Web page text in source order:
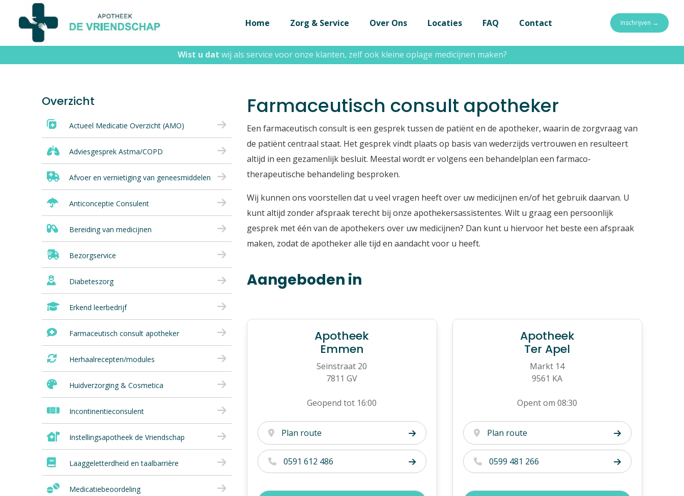
Home Zorg & Service Over Ons Locaties FAQ Contact Inschrijven →
Wist u dat wij als service voor onze klanten, zelf ook kleine oplage medicijnen maken?
Wist u datwij doordeweeks tot 20.00 uur geopend zijn in Emmen?
Overzicht
Actueel Medicatie Overzicht (AMO)
Adviesgesprek Astma/COPD
Afvoer en vernietiging van geneesmiddelen
Anticonceptie Consulent
Bereiding van medicijnen
Bezorgservice
Diabeteszorg
Erkend leerbedrijf
Farmaceutisch consult apotheker
Herhaalrecepten/modules
Huidverzorging & Cosmetica
Incontinentieconsulent
Instellingsapotheek de Vriendschap
Laaggeletterdheid en taalbarrière
Medicatiebeoordeling
Farmaceutisch consult apotheker
Een farmaceutisch consult is een gesprek tussen de patiënt en de apotheker, waarin de zorgvraag van
de patiënt centraal staat. Het gesprek vindt plaats op basis van wederzijds vertrouwen en resulteert
altijd in een gezamenlijk besluit. Meestal wordt er volgens een behandelplan een farmaco-
therapeutische behandeling besproken.
Wij kunnen ons voorstellen dat u veel vragen heeft over uw medicijnen en/of het gebruik daarvan. U
kunt altijd zonder afspraak terecht bij onze apothekersassistentes. Wilt u graag een persoonlijk
gesprek met één van de apothekers over uw medicijnen? Dan kunt u hiervoor het beste een afspraak
maken, zodat de apotheker alle tijd en aandacht voor u heeft.
Aangeboden in
Apotheek
Emmen
Seinstraat 20
7811 GV
Geopend tot 16:00
Plan route
0591 612 486
Apotheek
Ter Apel
Markt 14
9561 KA
Opent om 08:30
Plan route
0599 481 266